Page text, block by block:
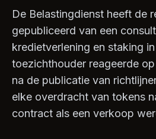
De Belastingdienst heeft de
gepubliceerd van een
kredietverlening en staking
toezichthouder reageerde
na de publicatie van
elke overdracht van tokens
contract als een verkoop